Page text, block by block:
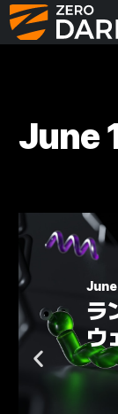
June
ラ
ウ